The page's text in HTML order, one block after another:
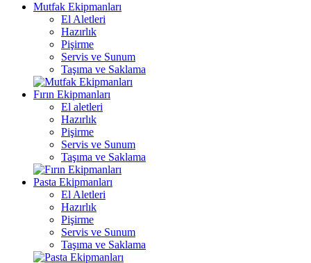
Mutfak Ekipmanları
El Aletleri
Hazırlık
Pişirme
Servis ve Sunum
Taşıma ve Saklama
Fırın Ekipmanları
El aletleri
Hazırlık
Pişirme
Servis ve Sunum
Taşıma ve Saklama
Pasta Ekipmanları
El Aletleri
Hazırlık
Pişirme
Servis ve Sunum
Taşıma ve Saklama